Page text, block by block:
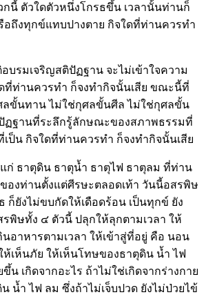
นี้ ตัวใดตัวหนึ่งโกรธขึ้น เวลานั้นท่านก็
อถึงทุกข์แทบปางตาย กิจใดที่ท่านควรทำ
บรมเจริญสติปัฏฐาน จะไม่เข้าใจความ
ที่ท่านควรทำ ก็จงทำกิจนั้นเสีย ขณะนี้ที่
ลขั้นทาน ไม่ใช่กุศลขั้นศีล ไม่ใช่กุศลขั้น
ฏฐานที่ระลึกรู้ลักษณะของสภาพธรรมที่
เป็น กิจใดที่ท่านควรทำ ก็จงทำกิจนั้นเสีย
ก่ ธาตุดิน ธาตุน้ำ ธาตุไฟ ธาตุลม ที่ท่าน
ของท่านตั้งแต่ศีรษะตลอดเท้า วันนี้อสรพิษ
ก็ยังไม่ขบกัดให้เดือดร้อน เป็นทุกข์ ยัง
รพิษทั้ง ๔ ตัวนี้ ปลุกให้ลุกตามเวลา ให้
นอาหารตามเวลา ให้เข้าสู่ที่อยู่ คือ นอน
ห้เห็นภัย ให้เห็นโทษของธาตุดิน น้ำ ไฟ
ขึ้น เกิดจากอะไร ถ้าไม่ใช่เกิดจากร่างกาย
น้ำ ไฟ ลม ซึ่งถ้าไม่เจ็บปวด ยังไม่ป่วยไข้